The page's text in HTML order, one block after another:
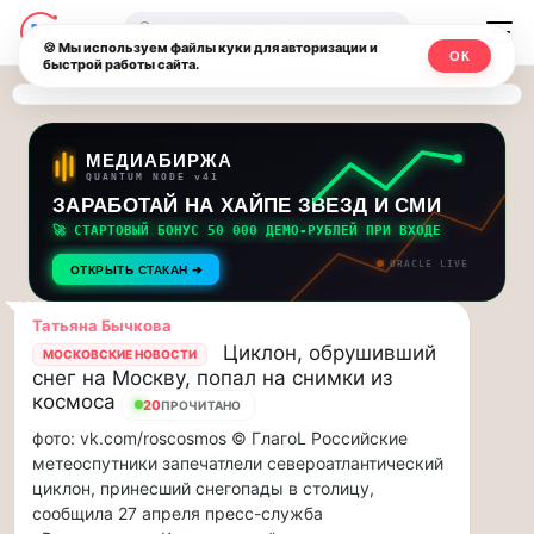
Последние
новости
и
обновления
потока:
Друзья,
приглашаем
на
музыкальную
прогулку
по
Москве
Чайковского!…
Друзья,
приглашаем
на
музыкальную
Москвичи.net
—
Главный
столичный
чат-
мессенджер,
новости
и
инсайды
Москвы
🔍
МЕДИАБИРЖА
QUANTUM NODE v41
ЗАРАБОТАЙ НА ХАЙПЕ ЗВЕЗД И СМИ
🚀 СТАРТОВЫЙ БОНУС 50 000 ДЕМО-РУБЛЕЙ ПРИ ВХОДЕ
ОТКРЫТЬ СТАКАН ➔ ORACLE LIVE
Татьяна Бычкова
МОСКОВСКИЕ НОВОСТИ
Циклон, обрушивший
снег на Москву, попал на снимки из
космоса
20ПРОЧИТАНО
фото: vk.com/roscosmos © ГлагоL Российские
метеоспутники запечатлели североатлантический
циклон, принесший снегопады в столицу,
сообщила 27 апреля пресс-служба
🍪 Мы используем файлы куки для авторизации и
быстрой работы сайта.
ОК